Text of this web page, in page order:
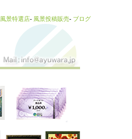
風景特選店- 風景投稿販売- ブログ